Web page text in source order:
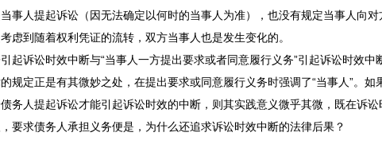
事人提起诉讼（因无法确定以何时的当事人为准），也没有规定当事人向对
虑到随着权利凭证的流转，双方当事人也是发生变化的。
诉讼时效中断与“当事人一方提出要求或者同意履行义务”引起诉讼时效中
规定正是有其微妙之处，在提出要求或同意履行义务时强调了“当事人”。如
务人提起诉讼才能引起诉讼时效的中断，则其实践意义微乎其微，既在诉讼
要求债务人承担义务便是，为什么还追求诉讼时效中断的法律后果？